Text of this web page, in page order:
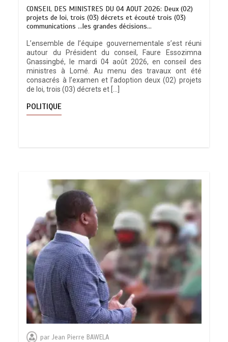
CONSEIL DES MINISTRES DU 04 AOUT 2026: Deux (02)
projets de loi, trois (03) décrets et écouté trois (03)
communications …les grandes décisions…
L’ensemble de l’équipe gouvernementale s’est réuni
autour du Président du conseil, Faure Essozimna
Gnassingbé, le mardi 04 août 2026, en conseil des
ministres à Lomé. Au menu des travaux ont été
consacrés à l’examen et l’adoption deux (02) projets
de loi, trois (03) décrets et […]
POLITIQUE
parJean Pierre BAWELA
RECHERCHE ET INNOVATION: Le Togo
génie génétique et de la biotechnologie